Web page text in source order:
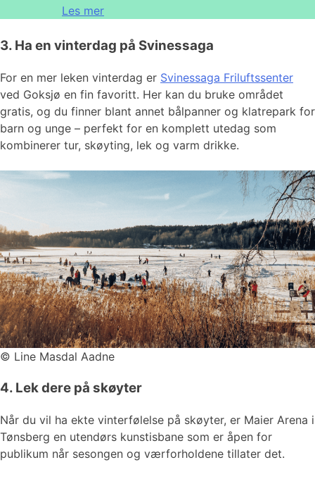
Les mer
3. Ha en vinterdag på Svinessaga
For en mer leken vinterdag er Svinessaga Friluftssenter
ved Goksjø en fin favoritt. Her kan du bruke området
gratis, og du finner blant annet bålpanner og klatrepark for
barn og unge – perfekt for en komplett utedag som
kombinerer tur, skøyting, lek og varm drikke.
© Line Masdal Aadne
4. Lek dere på skøyter
Når du vil ha ekte vinterfølelse på skøyter, er Maier Arena i
Tønsberg en utendørs kunstisbane som er åpen for
publikum når sesongen og værforholdene tillater det.